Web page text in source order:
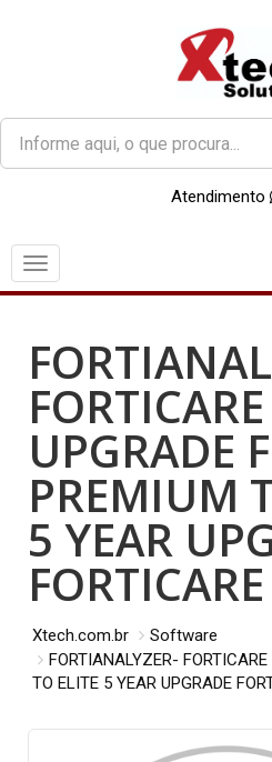
O
que
você
Atendimento
Menu
FORTICARE
UPGRADE
PREMIUM
5 YEAR
FORTICARE
Xtech.com.br
Software
FORTIANALYZER-
TO ELITE 5 YEAR UPGRADE